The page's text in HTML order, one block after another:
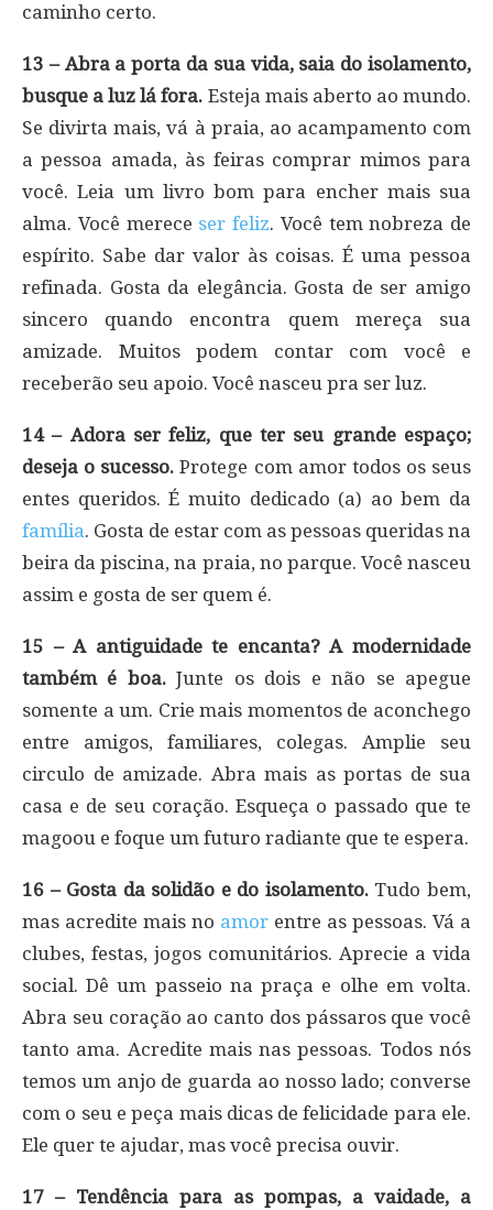
caminho certo.
13 – Abra a porta da sua vida, saia do isolamento,
busque a luz lá fora. Esteja mais aberto ao mundo.
Se divirta mais, vá à praia, ao acampamento com
a pessoa amada, às feiras comprar mimos para
você. Leia um livro bom para encher mais sua
alma. Você merece ser feliz. Você tem nobreza de
espírito. Sabe dar valor às coisas. É uma pessoa
refinada. Gosta da elegância. Gosta de ser amigo
sincero quando encontra quem mereça sua
amizade. Muitos podem contar com você e
receberão seu apoio. Você nasceu pra ser luz.
14 – Adora ser feliz, que ter seu grande espaço;
deseja o sucesso. Protege com amor todos os seus
entes queridos. É muito dedicado (a) ao bem da
família. Gosta de estar com as pessoas queridas na
beira da piscina, na praia, no parque. Você nasceu
assim e gosta de ser quem é.
15 – A antiguidade te encanta? A modernidade
também é boa.Junte os dois e não se apegue
somente a um. Crie mais momentos de aconchego
entre amigos, familiares, colegas. Amplie seu
circulo de amizade. Abra mais as portas de sua
casa e de seu coração. Esqueça o passado que te
magoou e foque um futuro radiante que te espera.
16 – Gosta da solidão e do isolamento.Tudo bem,
mas acredite mais no amor entre as pessoas. Vá a
clubes, festas, jogos comunitários. Aprecie a vida
social. Dê um passeio na praça e olhe em volta.
Abra seu coração ao canto dos pássaros que você
tanto ama. Acredite mais nas pessoas. Todos nós
temos um anjo de guarda ao nosso lado; converse
com o seu e peça mais dicas de felicidade para ele.
Ele quer te ajudar, mas você precisa ouvir.
17 – Tendência para as pompas, a vaidade, a